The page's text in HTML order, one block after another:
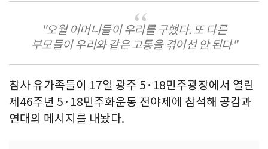
"오월 어머니들이 우리를 구했다. 또 다른
부모들이 우리와 같은 고통을 겪어선 안 된다"
참사 유가족들이 17일 광주 5·18민주광장에서 열린
제46주년 5·18민주화운동 전야제에 참석해 공감과
연대의 메시지를 내놨다.